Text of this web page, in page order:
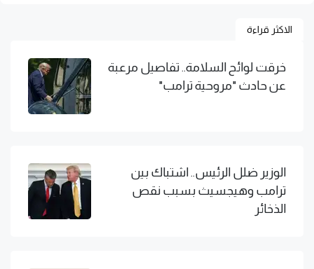
الاكثر قراءة
خرقت لوائح السلامة.. تفاصيل مرعبة
عن حادث "مروحية ترامب"
الوزير ضلل الرئيس.. اشتباك بين
ترامب وهيجسيث بسبب نقص
الذخائر